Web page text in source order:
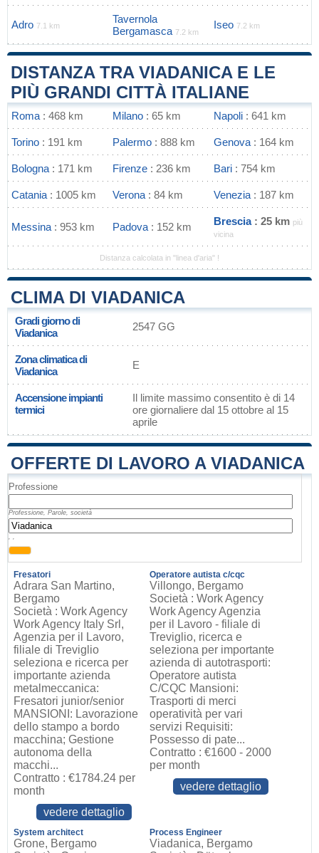
Adro 7.1 km
Tavernola
Bergamasca 7.2 km
Iseo 7.2 km
DISTANZA TRA VIADANICA E LE
PIÙ GRANDI CITTÀ ITALIANE
Roma : 468 km Milano : 65 km Napoli : 641 km
Torino : 191 km Palermo : 888 km Genova : 164 km
Bologna : 171 km Firenze : 236 km Bari : 754 km
Catania : 1005 km Verona : 84 km Venezia : 187 km
Messina : 953 km Padova : 152 km Brescia: 25 km più
vicina
Distanza calcolata in "linea d'aria" !
CLIMA DI VIADANICA
Gradi giorno di
Viadanica
2547 GG
Zona climatica di
Viadanica
E
Accensione impianti
termici
Il limite massimo consentito è di 14
ore giornaliere dal 15 ottobre al 15
aprile
OFFERTE DI LAVORO A VIADANICA
Professione
Professione, Parole, società
, ,
Fresatori
Adrara San Martino,
Bergamo
Società : Work Agency
Work Agency Italy Srl,
Agenzia per il Lavoro,
filiale di Treviglio
seleziona e ricerca per
importante azienda
metalmeccanica:
Fresatori junior/senior
MANSIONI: Lavorazione
dello stampo a bordo
macchina; Gestione
autonoma della
macchi...
Contratto : €1784.24 per
month
vedere dettaglio
Operatore autista c/cqc
Villongo, Bergamo
Società : Work Agency
Work Agency Agenzia
per il Lavoro - filiale di
Treviglio, ricerca e
seleziona per importante
azienda di autotrasporti:
Operatore autista
C/CQC Mansioni:
Trasporti di merci
operatività per vari
servizi Requisiti:
Possesso di pate...
Contratto : €1600 - 2000
per month
vedere dettaglio
System architect
Grone, Bergamo
Process Engineer
Viadanica, Bergamo